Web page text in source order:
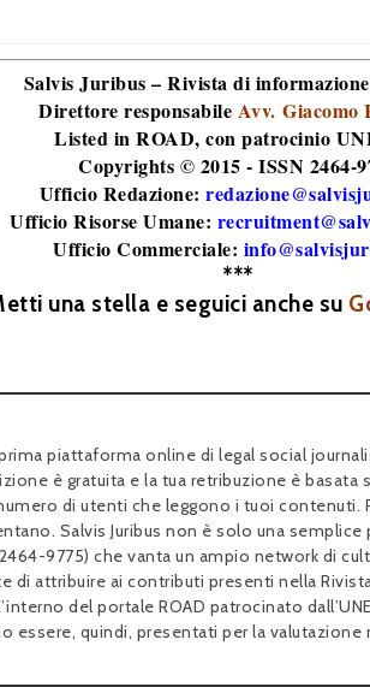
Salvis Juribus – Rivista di
Direttore responsabile Avv. Giacomo
Listed in ROAD, con patrocinio
Copyrights © 2015 - ISSN 2464-
Ufficio Redazione:
Ufficio Risorse Umane:
Ufficio Commerciale:
***
una stella e seguici anche su
prima piattaforma online di legal social
è gratuita e la tua retribuzione è
di utenti che leggono i tuoi
Salvis Juribus non è solo una
9775) che vanta un ampio network di
di attribuire ai contributi presenti nella
del portale ROAD patrocinato
essere, quindi, presentati per la